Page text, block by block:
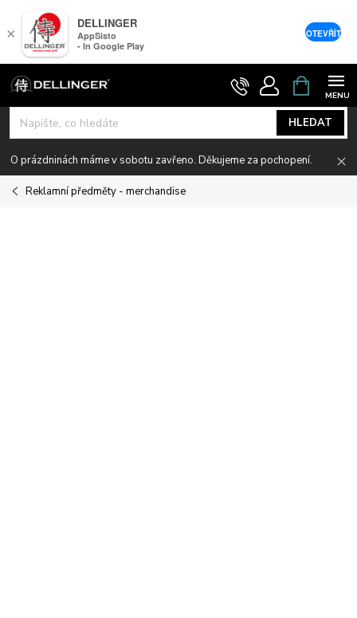
Přejít
na
obsah
HLEDAT
NÁKUPNÍ
KOŠÍK
O prázdninách máme v sobotu zavřeno. Děkujeme za pochopení.
Reklamní předměty - merchandise
×
DELLINGER
AppSisto
- In Google Play
OTEVŘÍT